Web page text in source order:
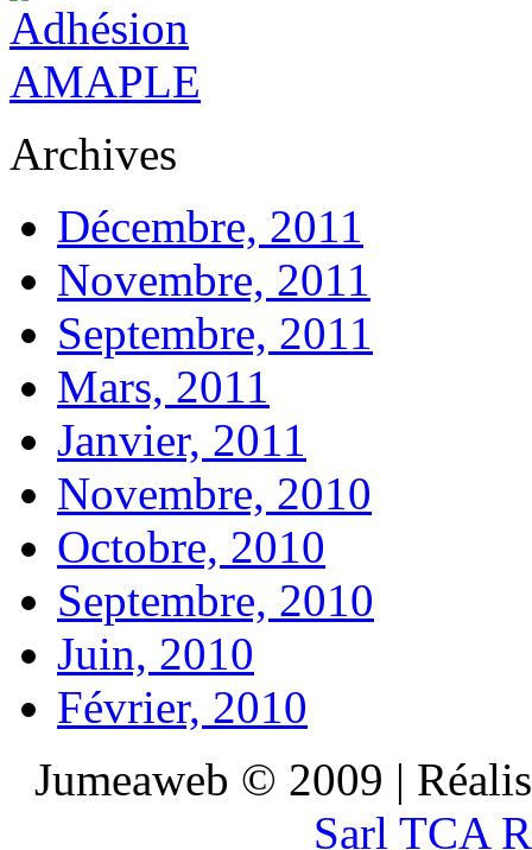
Archives
Décembre, 2011
Novembre, 2011
Septembre, 2011
Mars, 2011
Janvier, 2011
Novembre, 2010
Octobre, 2010
Septembre, 2010
Juin, 2010
Février, 2010
Jumeaweb © 2009 |
Sarl TCA